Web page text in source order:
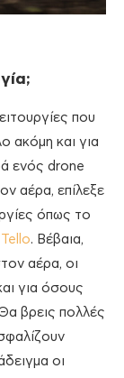
που
ακόμη και για
ενός drone
αέρα, επίλεξε
όπως το
. Βέβαια,
αέρα, οι
για όσους
βρεις πολλές
οι